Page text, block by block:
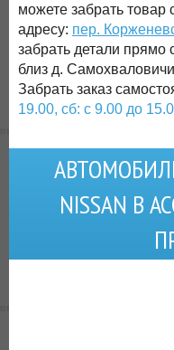
можете забрать товар
адресу: пер.
забрать детали прямо
близ д.
Забрать заказ
19.00, сб: с 9.00 до
NISSAN В